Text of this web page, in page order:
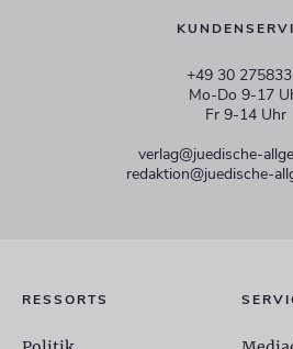
+49 30
Mo-Do 9-17
Fr 9-14 Uhr
verlag@juedische-
redaktion@juedische-
RESSORTS